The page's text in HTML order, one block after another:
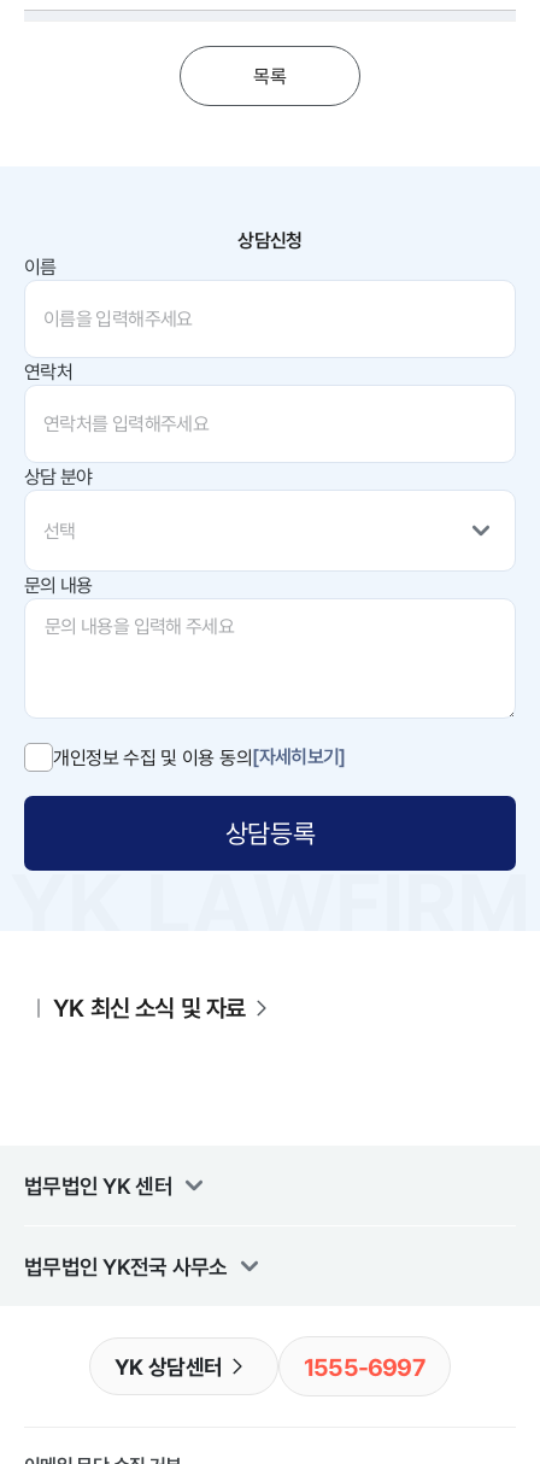
목록
상담신청
이름
연락처
상담 분야
선택
문의 내용
개인정보 수집 및 이용 동의[자세히보기]
상담등록
YK 최신 소식 및 자료
법무법인 YK센터
법무법인 YK전국 사무소
YK 상담센터 1555-6997